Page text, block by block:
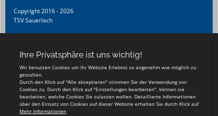
Copyright 2016 - 2026
TSV Sauerlach
Impressum
Teamsports 2
Dein Sportverein online